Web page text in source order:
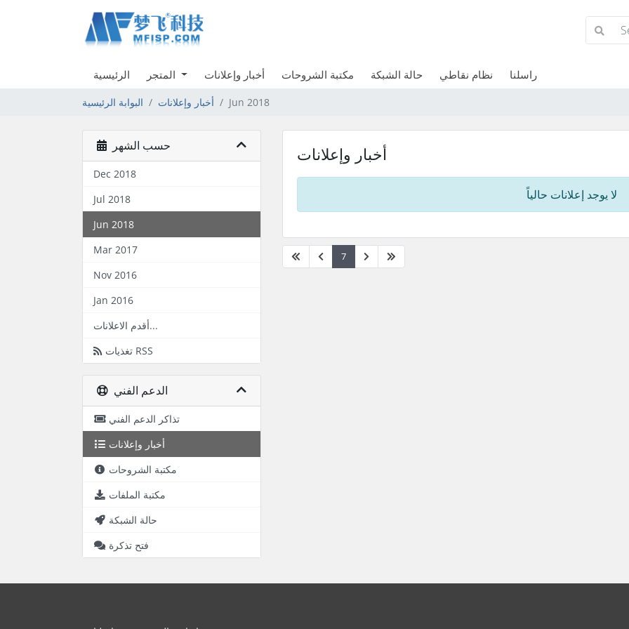
الرئيسية أخبار وإعلانات مكتبة الشروحات حالة الشبكة نظام نقاطي راسلنا
البوابة الرئيسية أخبار وإعلانات Jun 2018
حسب الشهر
Dec 2018
Jul 2018
Jun 2018
Mar 2017
Nov 2016
Jan 2016
أقدم الاعلانات...
تغذيات RSS
الدعم الفني
تذاكر الدعم الفني
أخبار وإعلانات
مكتبة الشروحات
مكتبة الملفات
حالة الشبكة
فتح تذكرة
أخبار وإعلانات
لا يوجد إعلانات حالياً
7